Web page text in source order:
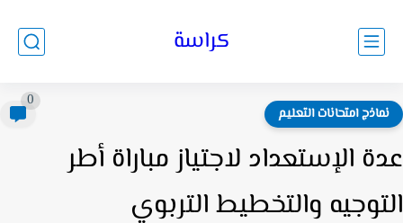
كراسة
امتحانات التعليم
الإستعداد لاجتياز مباراة أطر
والتخطيط التربوي